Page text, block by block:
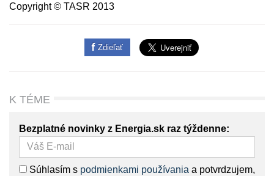
Copyright © TASR 2013
Zdieľať
K TÉME
Bezplatné novinky z Energia.sk raz týždenne:
Súhlasím s podmienkami používania a potvrdzujem,